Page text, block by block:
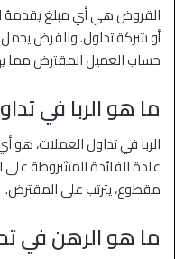
القروض هي أي مبلغ يقدمهُ
أو شركة تداول. والقرض
حساب العميل المقترض مما
ما هو الربا في
عادة الفائدة المشروطة على
مقطوع، يترتب على المقترض.
ما هو الرهن في